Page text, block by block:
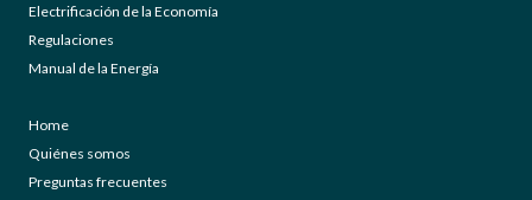
Electrificación de la Economía
Regulaciones
Manual de la Energía
Home
Quiénes somos
Preguntas frecuentes